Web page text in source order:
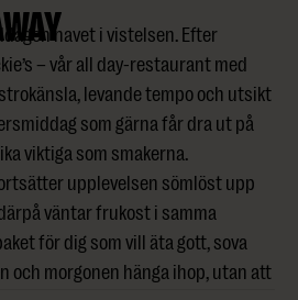
navet i vistelsen. Efter
– vår all day-restaurant med
levande tempo och utsikt
som gärna får dra ut på
viktiga som smakerna.
upplevelsen sömlöst upp
väntar frukost i samma
för dig som vill äta gott, sova
och morgonen hänga ihop, utan att